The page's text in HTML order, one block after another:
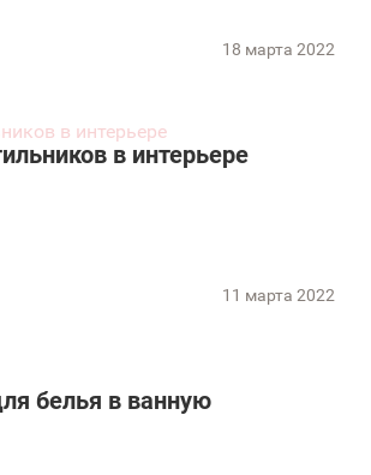
18 марта 2022
в интерьере
11 марта 2022
белья в ванную